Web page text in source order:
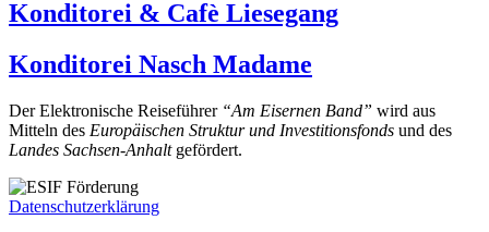
Konditorei & Cafè Liesegang
Konditorei Nasch Madame
Der Elektronische Reiseführer “Am Eisernen Band” wird aus
Mitteln des Europäischen Struktur und Investitionsfonds und des
Landes Sachsen-Anhaltgefördert.
Datenschutzerklärung